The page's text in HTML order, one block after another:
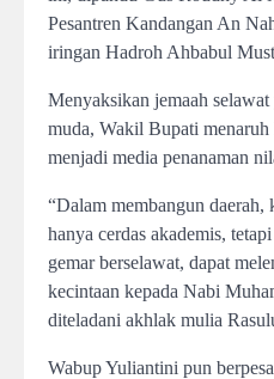
Pesantren Kandangan An
iringan Hadroh Ahbabul
Menyaksikan jemaah
muda, Wakil Bupati menaruh
menjadi media penanaman
“Dalam membangun daerah,
hanya cerdas akademis,
gemar berselawat, dapat
kecintaan kepada Nabi
diteladani akhlak mulia
Wabup Yuliantini pun